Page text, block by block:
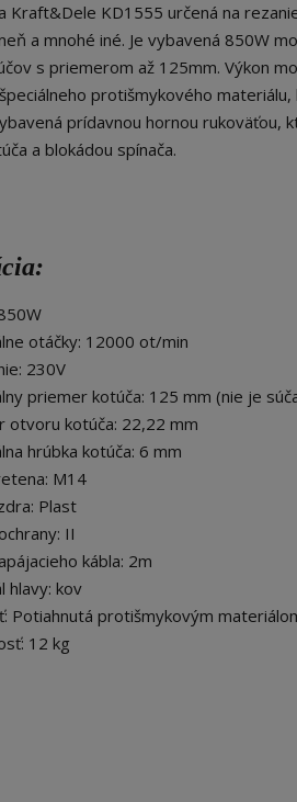
Kraft&Dele KD1555 určená na
a mnohé iné. Je vybavená 850W
s priemerom až 125mm. Výkon
protišmykového
prídavnou hornou
a blokádou spínača.
otáčky: 12000 ot/min
230V
priemer kotúča: 125 mm (nie je
otvoru kotúča: 22,22 mm
hrúbka kotúča: 6 mm
M14
Plast
II
kábla: 2m
hlavy: kov
Potiahnutá protišmykovým
12 kg